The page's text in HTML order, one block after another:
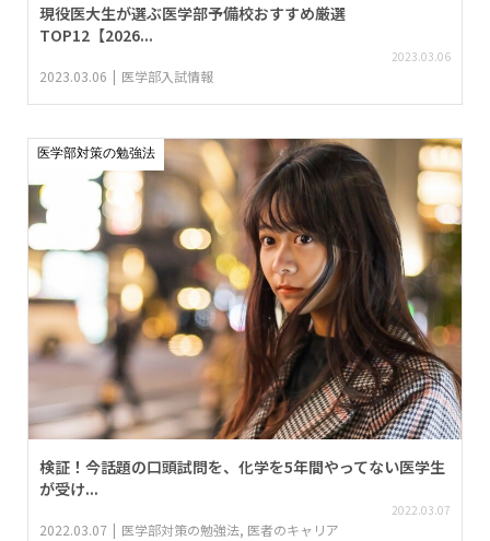
現役医大生が選ぶ医学部予備校おすすめ厳選
TOP12【2026...
2023.03.06
2023.03.06 医学部入試情報
医学部対策の勉強法
検証！今話題の口頭試問を、化学を5年間やってない医学生
が受け...
2022.03.07
2022.03.07 医学部対策の勉強法, 医者のキャリア